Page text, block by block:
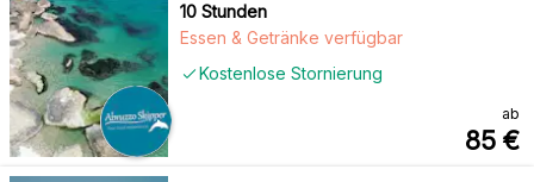
10 Stunden
Kostenlose Stornierung
Essen & Getränke verfügbar
ab
85 €